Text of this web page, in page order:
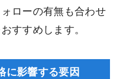
ローの有無も合わせ
すすめします。
に影響する要因